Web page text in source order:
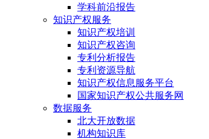
学科前沿报告
知识产权服务
知识产权培训
知识产权咨询
专利分析报告
专利资源导航
知识产权信息服务平台
国家知识产权公共服务网
数据服务
北大开放数据
机构知识库